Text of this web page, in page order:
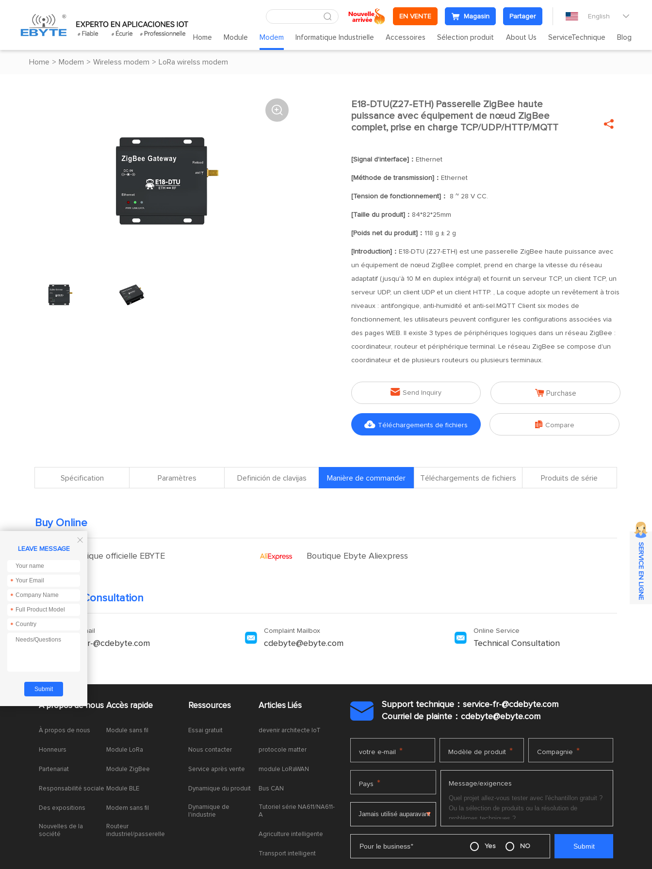
EN VENTE Magasin Partager English 
Home Module Modem Informatique Industrielle Accessoires Sélection produit About Us ServiceTechnique Blog
Home > Modem > Wireless modem > LoRa wirelss modem
 
E18-DTU(Z27-ETH) Passerelle ZigBee haute
puissance avec équipement de nœud ZigBee
complet, prise en charge TCP/UDP/HTTP/MQTT

[Signal d'interface]： Ethernet
[Méthode de transmission]： Ethernet
[Tension de fonctionnement]： 8 ~ 28 V CC.
[Taille du produit]： 84*82*25mm
[Poids net du produit]： 118 g ± 2 g
[Introduction]： E18-DTU (Z27-ETH) est une passerelle ZigBee haute puissance avec
un équipement de nœud ZigBee complet, prend en charge la vitesse du réseau
adaptatif (jusqu'à 10 M en duplex intégral) et fournit un serveur TCP, un client TCP, un
serveur UDP, un client UDP et un client HTTP. , La coque adopte un revêtement à trois
niveaux : antifongique, anti-humidité et anti-sel.MQTT Client six modes de
fonctionnement, les utilisateurs peuvent configurer les configurations associées via
des pages WEB. Il existe 3 types de périphériques logiques dans un réseau ZigBee :
coordinateur, routeur et périphérique terminal. Le réseau ZigBee se compose d'un
coordinateur et de plusieurs routeurs ou plusieurs terminaux.
 Send Inquiry  Purchase
 Téléchargements de fichiers  Compare
Spécification Paramètres Definición de clavijas Manière de commander Téléchargements de fichiers Produits de série
Buy Online
Boutique officielle EBYTE Boutique Ebyte Aliexpress
Technical Consultation
Enquiry Email
service-fr-@cdebyte.com
Complaint Mailbox
cdebyte@ebyte.com
Online Service
Technical Consultation
À propos de nous
À propos de nous
Honneurs
Partenariat
Responsabilité sociale
Des expositions
Nouvelles de la
société
Accès rapide
Module sans fil
Module LoRa
Module ZigBee
Module BLE
Modem sans fil
Routeur
industriel/passerelle
Ressources
Essai gratuit
Nous contacter
Service après vente
Dynamique du produit
Dynamique de
l'industrie
Articles Liés
devenir architecte IoT
protocole matter
module LoRaWAN
Bus CAN
Tutoriel série NA611/NA611-
A
Agriculture intelligente
Transport intelligent

Support technique：service-fr-@cdebyte.com
Courriel de plainte：cdebyte@ebyte.com
votre e-mail * Modèle de produit * Compagnie *
Pays * Message/exigences
Pour le business* Yes NO

LEAVE MESSAGE
*
*
*
*
SERVICE EN LIGNE